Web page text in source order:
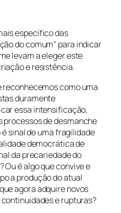
específico das
do comum” para indicar
levam a eleger este
e resistência.
reconhecemos como uma
duramente
essa intensificação,
de desmanche
sinal de uma fragilidade
democrática de
da precariedade do
é algo que convive e
a produção do atual
agora adquire novos
e rupturas?